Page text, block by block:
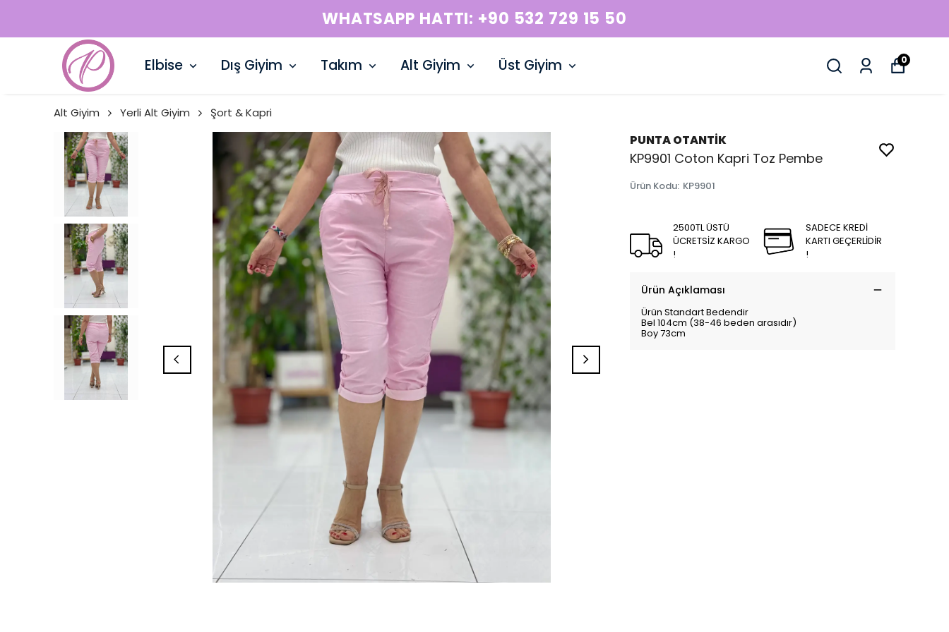
WHATSAPP HATTI: +90 532 729 15 50
Elbise Dış Giyim Takım Alt Giyim Üst Giyim 0
Alt Giyim Yerli Alt Giyim Şort & Kapri
PUNTA OTANTİK
KP9901 Coton Kapri Toz Pembe
Ürün Kodu: KP9901
2500TL ÜSTÜ
ÜCRETSİZ KARGO
!
SADECE KREDİ
KARTI GEÇERLİDİR
!
Ürün Açıklaması
Ürün Standart Bedendir
Bel 104cm (38-46 beden arasıdır)
Boy 73cm